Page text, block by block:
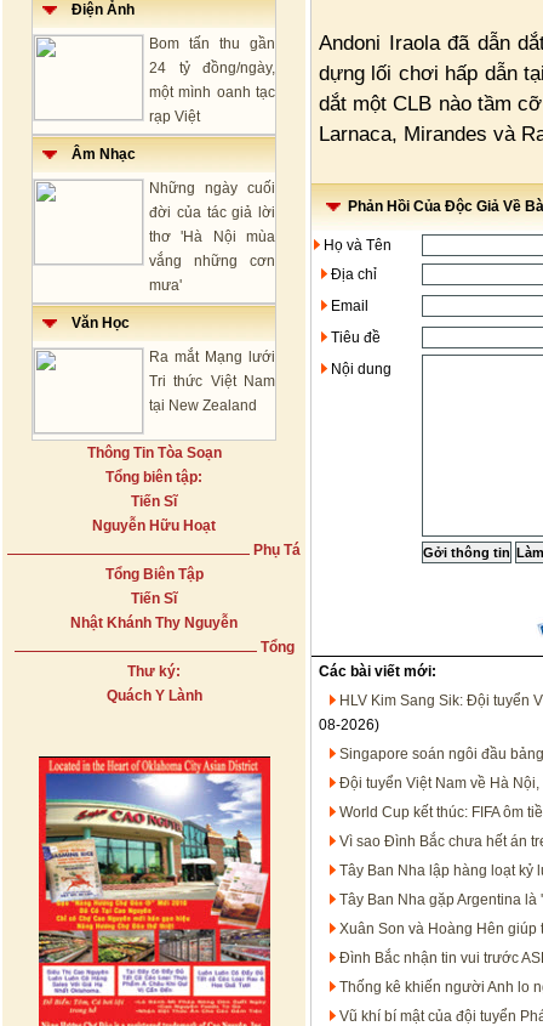
Điện Ảnh
Bom tấn thu gần
24 tỷ đồng/ngày,
một mình oanh tạc
rạp Việt
Âm Nhạc
Những ngày cuối
đời của tác giả lời
thơ 'Hà Nội mùa
vắng những cơn
mưa'
Văn Học
Ra mắt Mạng lưới
Tri thức Việt Nam
tại New Zealand
Thông Tin Tòa Soạn
Tổng biên tập:
Tiến Sĩ
Nguyễn Hữu Hoạt
Phụ Tá
Tổng Biên Tập
Tiến Sĩ
Nhật Khánh Thy Nguyễn
Tổng
Thư ký:
Quách Y Lành
Andoni Iraola đã dẫn
dựng lối chơi hấp dẫn
dắt một CLB nào tầm
Larnaca, Mirandes và
Phản Hồi Của Độc Giả Về
Họ và Tên
Địa chỉ
Email
Tiêu đề
Nội dung
Các bài viết mới:
HLV Kim Sang Sik: Đội tuyển
08-2026)
Singapore soán ngôi đầu
Đội tuyển Việt Nam về Hà
World Cup kết thúc: FIFA ôm
Vì sao Đình Bắc chưa hết án
Tây Ban Nha lập hàng loạt kỷ
Tây Ban Nha gặp Argentina là
Xuân Son và Hoàng Hên giúp
Đình Bắc nhận tin vui trước
Thống kê khiến người Anh lo
Vũ khí bí mật của đội tuyển